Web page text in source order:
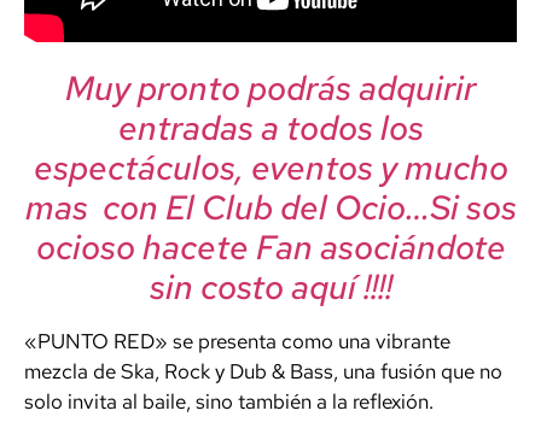
Muy pronto podrás adquirir
entradas a todos los
espectáculos, eventos y mucho
mas con El Club del Ocio…Si sos
ocioso hacete Fan asociándote
sin costo aquí !!!!
«PUNTO RED» se presenta como una vibrante
mezcla de Ska, Rock y Dub & Bass, una fusión que no
solo invita al baile, sino también a la reflexión.